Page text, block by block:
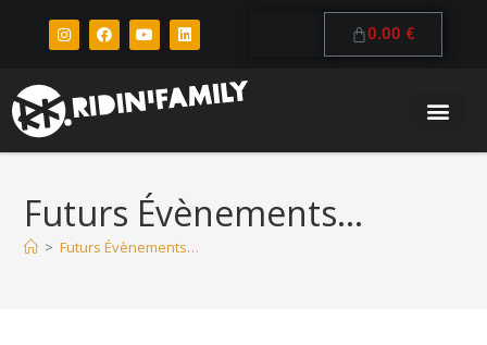
0.00 €
Futurs Évènements…
> Futurs Évènements…